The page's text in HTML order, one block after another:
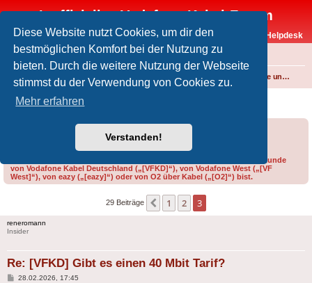
Diese Website nutzt Cookies, um dir den
bestmöglichen Komfort bei der Nutzung zu
bieten. Durch die weitere Nutzung der Webseite
stimmst du der Verwendung von Cookies zu.
Mehr erfahren
Verstanden!
Inoffizielles Vodafone-Kabel-Forum
Vodafone-Kabel-Helpdesk
FAQ
Foren-Übersicht Internet und Telefon über Kabel Produkte, Verträge und Allgemeines
[VFKD] Gibt es einen 40 Mbit Tarif?
Bitte gib bei der Erstellung eines Threads im Feld „Präfix“ an, ob du Kunde
von Vodafone Kabel Deutschland („[VFKD]“), von Vodafone West („[VF
West]“), von eazy („[eazy]“) oder von O2 über Kabel („[O2]“) bist.
29 Beiträge Vorherige
1 2 3
reneromann
Insider
Re: [VFKD] Gibt es einen 40 Mbit Tarif?
Beitrag
28.02.2026, 17:45